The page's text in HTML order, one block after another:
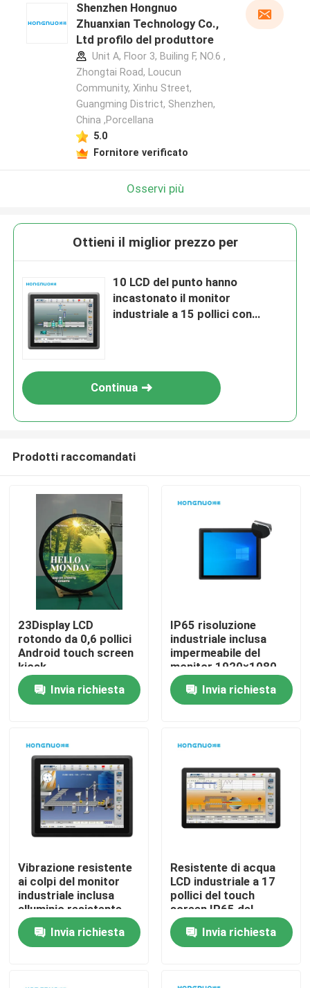
Casa
Prodotti
Video
Fatory Tour
Controllo di qualità
notizie
Richiedere un preventivo
Shenzhen Hongnuo
Zhuanxian Technology Co.,
Ltd profilo del produttore
Unit A, Floor 3, Builing F, NO.6 ,
Zhongtai Road, Loucun
Community, Xinhu Street,
Guangming District, Shenzhen,
China ,Porcellana
5.0
Fornitore verificato
Osservi più
Ottieni il miglior prezzo per
10 LCD del punto hanno
incastonato il monitor
industriale a 15 pollici con
Continua
Prodotti raccomandati
23Display LCD
rotondo da 0,6 pollici
Android touch screen
kiosk
Invia richiesta
IP65 risoluzione
industriale inclusa
impermeabile del
monitor 1920×1080
Invia richiesta
Vibrazione resistente
ai colpi del monitor
industriale inclusa
alluminio resistente
Invia richiesta
Resistente di acqua
LCD industriale a 17
pollici del touch
screen IP65 del
monitor
Invia richiesta